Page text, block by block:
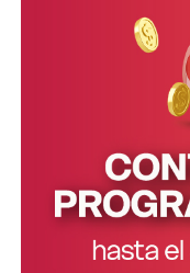
Los testigos de hoy
de cercanía con la
, quien
contiguas a la casa
pareja, su hija Belén
Da Silveira contó
Micaela y gracias a
contigua también